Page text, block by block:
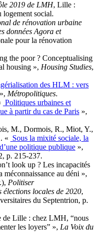
2019 de LMH, Lille :
logement social.
de rénovation urbaine
données Agora et
pour la rénovation
the poor ? Conceptualising
housing », Housing Studies,
des HLM : vers
», Métropolitiques.
Politiques urbaines et
à partir du cas de Paris »,
M., Dormois, R., Miot, Y.,
« Sous la mixité sociale, la
politique publique »,
p. 215‑237.
look up ? Les incapacités
au déni »,
Politiser
élections locales de 2020,
du Septentrion, p.
de Lille : chez LMH, “nous
les loyers” », La Voix du